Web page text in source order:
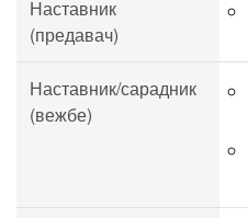
Наставник
(предавач)
Наставник/сарадник
(вежбе)